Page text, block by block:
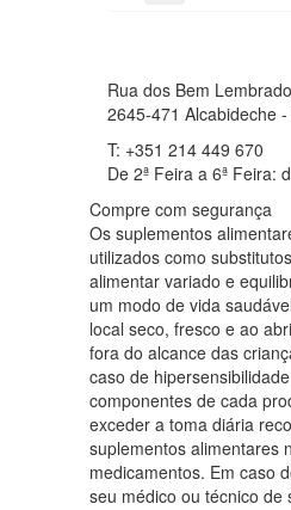
Rua dos Bem
2645-471 Alcabideche
T: +351 214 449 670
De 2ª Feira a 6ª Feira:
Compre com segurança
Os suplementos
utilizados como
alimentar variado e
um modo de vida
local seco, fresco e ao
fora do alcance das
caso de
componentes de cada
exceder a toma diária
suplementos alimentares
medicamentos. Em caso
seu médico ou técnico de